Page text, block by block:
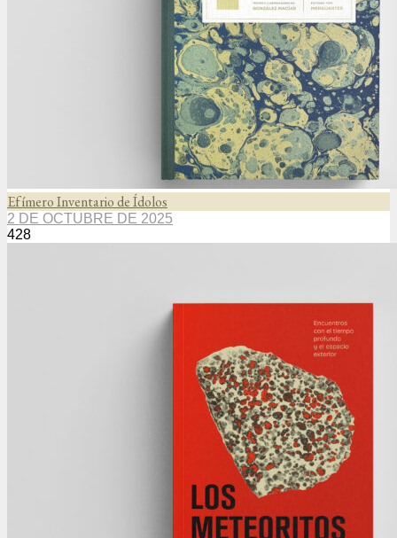
Efímero Inventario de Ídolos
2 DE OCTUBRE DE 2025
428